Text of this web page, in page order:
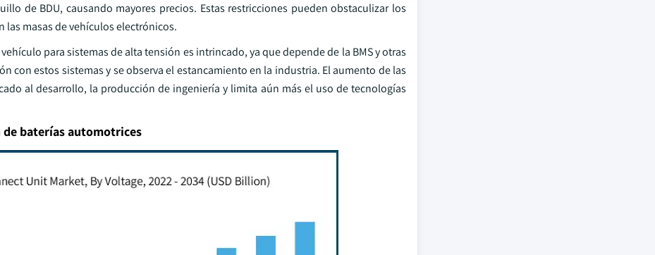
de BDU, causando mayores precios. Estas restricciones pueden obstaculizar los
masas de vehículos electrónicos.
para sistemas de alta tensión es intrincado, ya que depende de la BMS y otras
con estos sistemas y se observa el estancamiento en la industria. El aumento de las
al desarrollo, la producción de ingeniería y limita aún más el uso de tecnologías
de baterías automotrices